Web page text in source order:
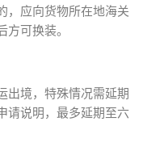
，应向货物所在地海关
可换装。
出境，特殊情况需延期
请说明，最多延期至六